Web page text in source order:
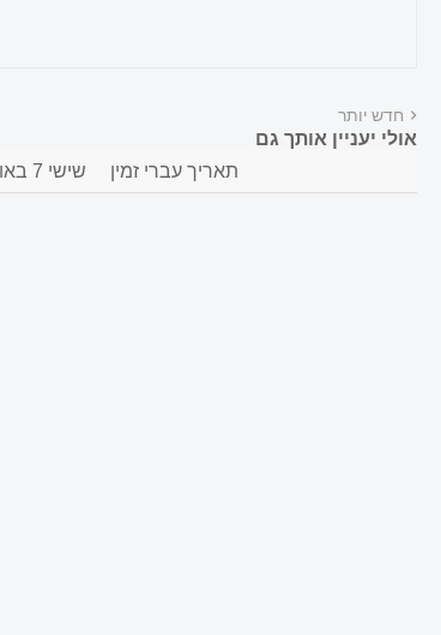
חדש יותר
אולי יעניין אותך גם
תאריך עברי זמין שישי 7 באוגוסט 2026